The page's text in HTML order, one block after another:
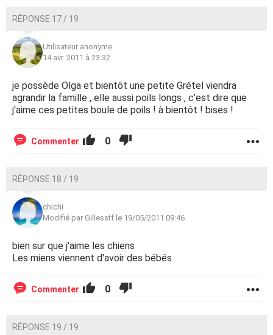
RÉPONSE 17 / 19
Utilisateur anonyme
14 avr. 2011 à 23:32
je possède Olga et bientôt une petite Grétel viendra
agrandir la famille , elle aussi poils longs , c'est dire que
j'aime ces petites boule de poils ! à bientôt ! bises !
Commenter 0
RÉPONSE 18 / 19
chichi
Modifié par Gillesstf le 19/05/2011 09:46
bien sur que j'aime les chiens
Les miens viennent d'avoir des bébés
Commenter 0
RÉPONSE 19 / 19